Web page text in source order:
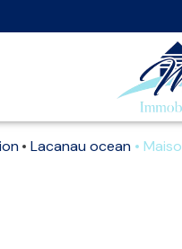
Lacanau ocean